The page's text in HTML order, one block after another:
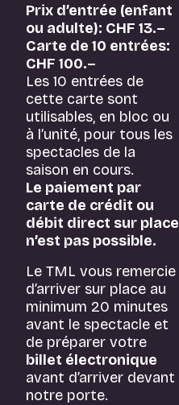
Prix d’entrée (enfant
ou adulte): CHF 13.–
Carte de 10 entrées:
CHF 100.–
Les 10 entrées de
cette carte sont
utilisables, en bloc ou
à l’unité, pour tous les
spectacles de la
saison en cours.
Le paiement par
carte de crédit ou
débit direct sur place
n’est pas possible.
Le TML vous remercie
d’arriver sur place au
minimum 20 minutes
avant le spectacle et
de préparer votre
billet électronique
avant d’arriver devant
notre porte.